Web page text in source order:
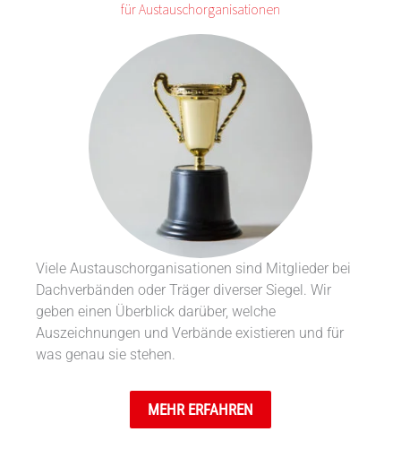
für Austauschorganisationen
Viele Austauschorganisationen sind Mitglieder bei
Dachverbänden oder Träger diverser Siegel. Wir
geben einen Überblick darüber, welche
Auszeichnungen und Verbände existieren und für
was genau sie stehen.
MEHR ERFAHREN